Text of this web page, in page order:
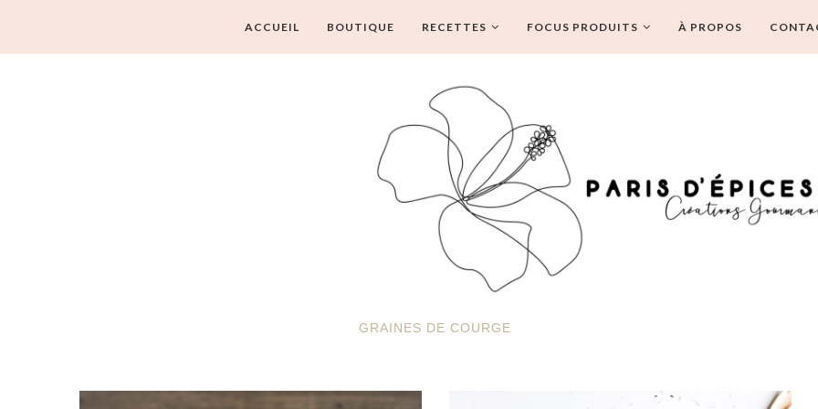
ACCUEIL BOUTIQUE RECETTES FOCUS PRODUITS À PROPOS
GRAINES DE COURGE